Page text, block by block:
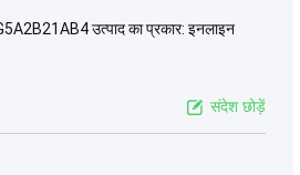
उत्पाद का प्रकार: इनलाइन
संदेश छोड़ें